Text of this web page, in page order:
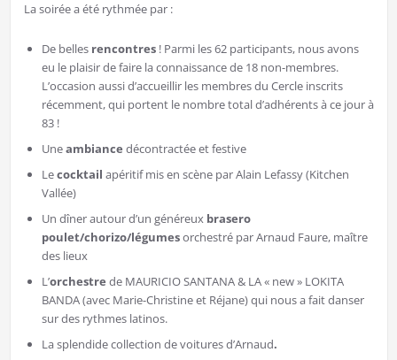
La soirée a été rythmée par :
De belles rencontres! Parmi les 62 participants, nous avons
eu le plaisir de faire la connaissance de 18 non-membres.
L’occasion aussi d’accueillir les membres du Cercle inscrits
récemment, qui portent le nombre total d’adhérents à ce jour à
83 !
Uneambiance décontractée et festive
Lecocktail apéritif mis en scène par Alain Lefassy (Kitchen
Vallée)
Un dîner autour d’un généreux brasero
poulet/chorizo/légumesorchestré par Arnaud Faure, maître
des lieux
L’orchestre de MAURICIO SANTANA & LA « new » LOKITA
BANDA (avec Marie-Christine et Réjane) qui nous a fait danser
sur des rythmes latinos.
La splendide collection de voitures d’Arnaud.